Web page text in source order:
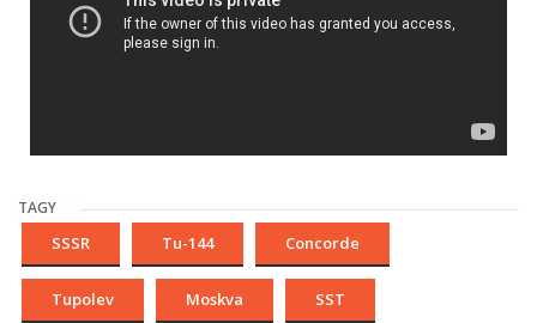
TAGY
SSSR Tu-144 Concorde
Tupolev Moskva SST